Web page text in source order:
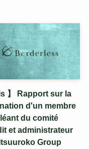
】 Rapport sur la
d'un membre
du comité
et administrateur
Group